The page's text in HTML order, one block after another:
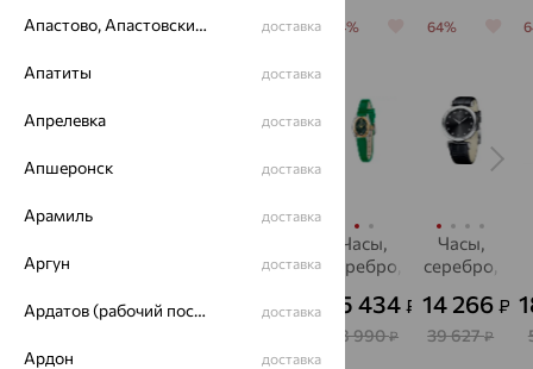
64%
серебро,
81 536₽
64%
67 194
64%
серебро,
НИКА
30 010₽
64%
Часы,
серебро,
55 434 ₽
98 990₽
64%
Часы,
серебро,
SOKOLOV
14 266 ₽
39 627₽
Апастово, Апастовский район доставка
Апатиты доставка
Апрелевка доставка
Апшеронск доставка
Арамиль доставка
Аргун доставка
Ардатов (рабочий поселок) доставка
Ардон доставка